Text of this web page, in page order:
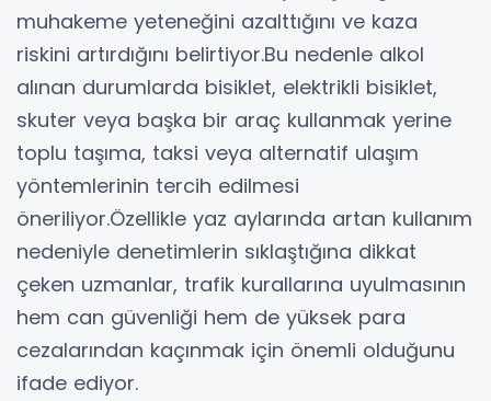
muhakeme yeteneğini azalttığını ve kaza
riskini artırdığını belirtiyor.Bu nedenle alkol
alınan durumlarda bisiklet, elektrikli bisiklet,
skuter veya başka bir araç kullanmak yerine
toplu taşıma, taksi veya alternatif ulaşım
yöntemlerinin tercih edilmesi
öneriliyor.Özellikle yaz aylarında artan kullanım
nedeniyle denetimlerin sıklaştığına dikkat
çeken uzmanlar, trafik kurallarına uyulmasının
hem can güvenliği hem de yüksek para
cezalarından kaçınmak için önemli olduğunu
ifade ediyor.